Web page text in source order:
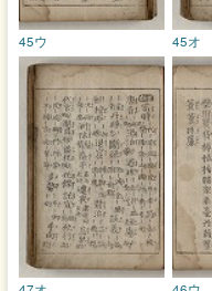
45オ
45ウ